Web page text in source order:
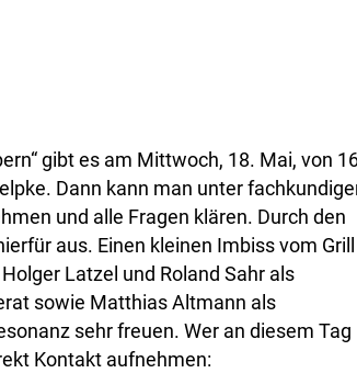
gibt es am Mittwoch, 18. Mai, von
Dann kann man unter
und alle Fragen klären. Durch den
aus. Einen kleinen Imbiss vom Grill
Latzel und Roland Sahr als
sowie Matthias Altmann als
sehr freuen. Wer an diesem Tag
Kontakt aufnehmen: